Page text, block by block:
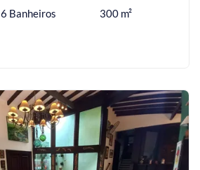
6 Banheiros 300 m²